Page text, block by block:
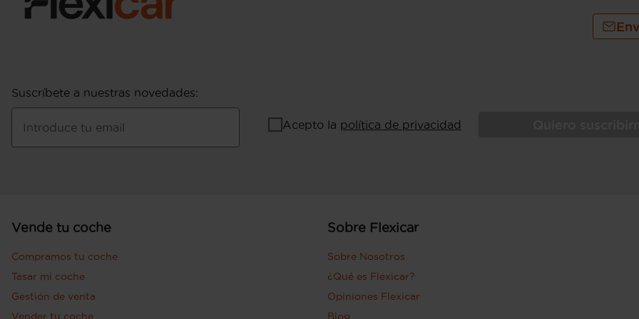
Suscríbete a nuestras novedades:
Introduce tu email Acepto la política de privacidad
Vende tu coche
Compramos tu coche
Tasar mi coche
Gestión de venta
Vender tu coche
Sobre Flexicar
Sobre Nosotros
¿Qué es Flexicar?
Opiniones Flexicar
Blog